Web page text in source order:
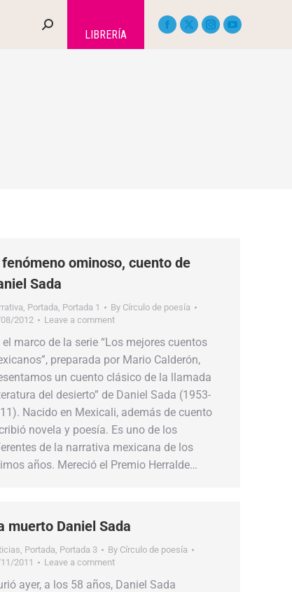
LIBRERÍA
fenómeno ominoso, cuento de
Sada
, Portada, Portada 1 By Círculo de poesía
2012
Leave a comment
el marco de la serie “Los mejores cuentos
preparada por Mario Calderón,
un cuento clásico de la llamada
del desierto” de Daniel Sada (1953-
Nacido en Mexicali, además de cuento
novela y poesía. Es uno de los
de la narrativa mexicana de los
años. Mereció el Premio Herralde…
muerto Daniel Sada
, Portada, Portada 3 By Círculo de poesía
2011
Leave a comment
ayer, a los 58 años, Daniel Sada